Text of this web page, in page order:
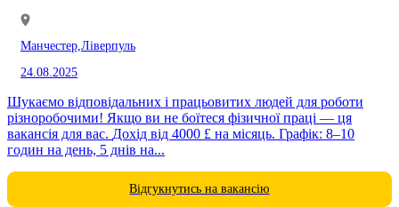
Манчестер, Ліверпуль
24.08.2025
Шукаємо відповідальних і працьовитих людей для роботи
різноробочими! Якщо ви не боїтеся фізичної праці — ця
вакансія для вас. Дохід від 4000 £ на місяць. Графік: 8–10
годин на день, 5 днів на...
Відгукнутись на вакансію